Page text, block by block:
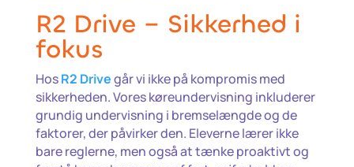
R2 Drive – Sikkerhed i
fokus
HosR2 Drivegår vi ikke på kompromis med
sikkerheden. Vores køreundervisning inkluderer
grundig undervisning i bremselængde og de
faktorer, der påvirker den. Eleverne lærer ikke
bare reglerne, men også at tænke proaktivt og